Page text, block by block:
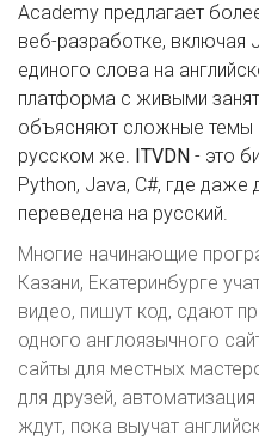
Academy предлагает
веб-разработке, включая
единого слова на
платформа с живыми
объясняют сложные темы
русском же. ITVDN - это
Python, Java, C#, где даже
переведена на русский.
Многие начинающие
Казани, Екатеринбурге
видео, пишут код, сдают
одного англоязычного
сайты для местных
для друзей,
ждут, пока выучат